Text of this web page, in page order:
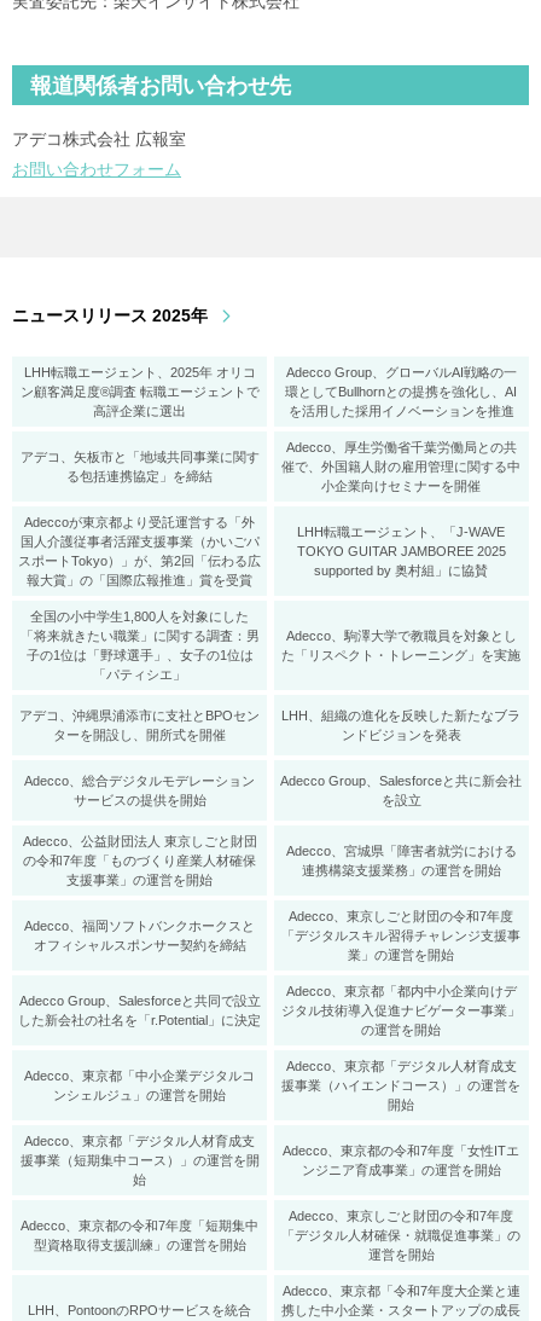
報道関係者お問い合わせ先
アデコ株式会社 広報室
お問い合わせフォーム
ニュースリリース 2025年
LHH転職エージェント、2025年 オリコ
ン顧客満足度®調査 転職エージェントで
高評企業に選出
Adecco Group、グローバルAI戦略の一
環としてBullhornとの提携を強化し、AI
を活用した採用イノベーションを推進
アデコ、矢板市と「地域共同事業に関す
る包括連携協定」を締結
Adecco、厚生労働省千葉労働局との共
催で、外国籍人財の雇用管理に関する中
小企業向けセミナーを開催
Adeccoが東京都より受託運営する「外
国人介護従事者活躍支援事業（かいごパ
スポートTokyo）」が、第2回「伝わる広
報大賞」の「国際広報推進」賞を受賞
LHH転職エージェント、「J-WAVE
TOKYO GUITAR JAMBOREE 2025
supported by 奥村組」に協賛
全国の小中学生1,800人を対象にした
「将来就きたい職業」に関する調査：男
子の1位は「野球選手」、女子の1位は
「パティシエ」
Adecco、駒澤大学で教職員を対象とし
た「リスペクト・トレーニング」を実施
アデコ、沖縄県浦添市に支社とBPOセン
ターを開設し、開所式を開催
LHH、組織の進化を反映した新たなブラ
ンドビジョンを発表
Adecco、総合デジタルモデレーション
サービスの提供を開始
Adecco Group、Salesforceと共に新会社
を設立
Adecco、公益財団法人 東京しごと財団
の令和7年度「ものづくり産業人材確保
支援事業」の運営を開始
Adecco、宮城県「障害者就労における
連携構築支援業務」の運営を開始
Adecco、福岡ソフトバンクホークスと
オフィシャルスポンサー契約を締結
Adecco、東京しごと財団の令和7年度
「デジタルスキル習得チャレンジ支援事
業」の運営を開始
Adecco Group、Salesforceと共同で設立
した新会社の社名を「r.Potential」に決定
Adecco、東京都「都内中小企業向けデ
ジタル技術導入促進ナビゲーター事業」
の運営を開始
Adecco、東京都「中小企業デジタルコ
ンシェルジュ」の運営を開始
Adecco、東京都「デジタル人材育成支
援事業（ハイエンドコース）」の運営を
開始
Adecco、東京都「デジタル人材育成支
援事業（短期集中コース）」の運営を開
始
Adecco、東京都の令和7年度「女性ITエ
ンジニア育成事業」の運営を開始
Adecco、東京都の令和7年度「短期集中
型資格取得支援訓練」の運営を開始
Adecco、東京しごと財団の令和7年度
「デジタル人材確保・就職促進事業」の
運営を開始
LHH、PontoonのRPOサービスを統合
Adecco、東京都「令和7年度大企業と連
携した中小企業・スタートアップの成長